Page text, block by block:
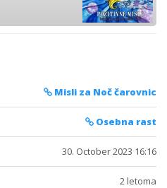
Misli za Noč čarovnic
Osebna rast
30. October 2023 16:16
2 letoma